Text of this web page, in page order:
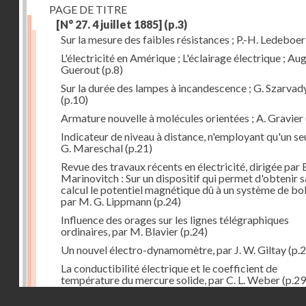
PAGE DE TITRE
[N° 27. 4 juillet 1885] (p.3)
Sur la mesure des faibles résistances ; P.-H. Ledeboer
L'électricité en Amérique ; L'éclairage électrique ;
Guerout(p.8)
Sur la durée des lampes à incandescence ; G.
(p.10)
Armature nouvelle à molécules orientées ; A. Gravier
Indicateur de niveau à distance, n'employant qu'un
G. Mareschal(p.21)
Revue des travaux récents en électricité, dirigée par
Marinovitch : Sur un dispositif qui permet d'obtenir
calcul le potentiel magnétique dû à un système de
par M. G. Lippmann(p.24)
Influence des orages sur les lignes télégraphiques
ordinaires, par M. Blavier(p.24)
Un nouvel électro-dynamomètre, par J. W. Giltay
La conductibilité électrique et le coefficient de
température du mercure solide, par C. L. Weber